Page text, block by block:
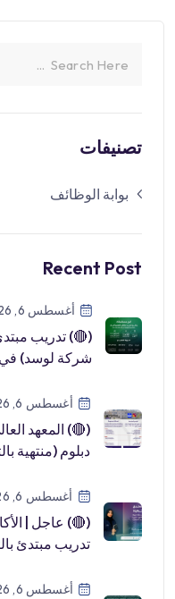
تصنيفات
بوابة الوظائف
Recent Post
أغسطس 6, 2026
(🔴) تدريب
شركة لوسد) في
أغسطس 6, 2026
(🔴) المعهد
دبلوم (منتهية
أغسطس 6, 2026
(🔴) عاجل |
تدريب مبتدئ
أغسطس 6, 2026